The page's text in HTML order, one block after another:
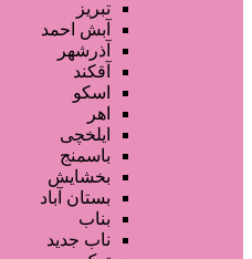
تبریز
آبش احمد
آذرشهر
آقکند
اسکو
اهر
ایلخچی
باسمنج
بخشایش
بستان آباد
بناب
ناب جدید
دسته‌بندی‌ها
/ محصولات برچسب خورده